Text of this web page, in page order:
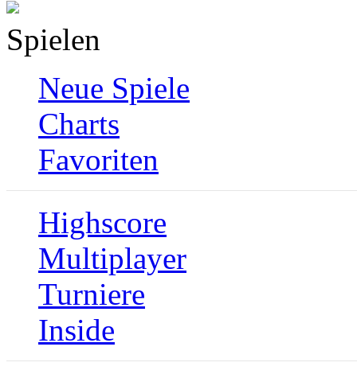
Spielen
Neue Spiele
Charts
Favoriten
Highscore
Multiplayer
Turniere
Inside